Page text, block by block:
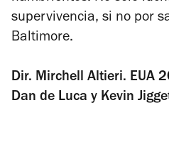
supervivencia, si no por
Baltimore.
Dir. Mirchell Altieri. EUA
Dan de Luca y Kevin